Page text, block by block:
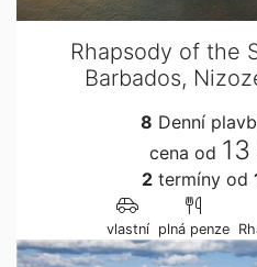
Rhapsody of the
Barbados,
8 Denní
cena od
2 termíny od
vlastní plná penze